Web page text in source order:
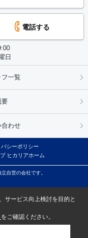
電話する
日
フ一覧
要
合わせ
バシーポリシー
ヒカリアホーム
自営の会社です。
サービス向上検討を目的と
をご確認ください。